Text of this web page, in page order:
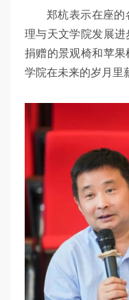
郑杭表示在座的
理与天文学院发展进
捐赠的景观椅和苹
学院在未来的岁月里